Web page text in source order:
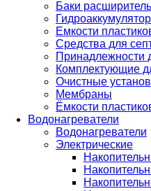
Баки
Емкости
Средства для
Принадлежности
Комплектующие
Очистные
Мембраны
Ёмкости
Водонагреватели
Водонагреватели
Электрические